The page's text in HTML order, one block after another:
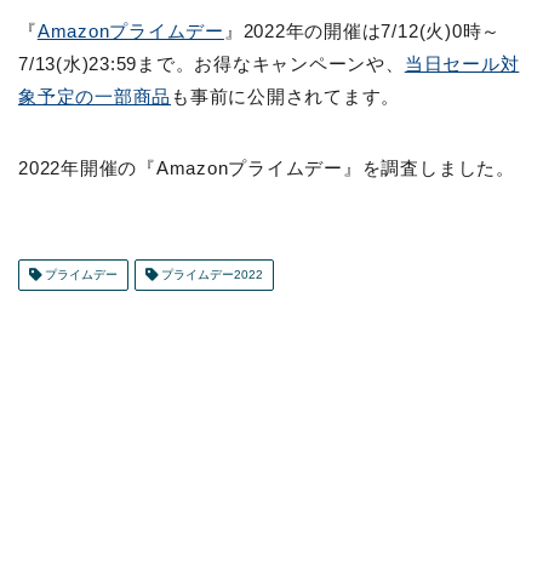
『Amazonプライムデー 』2022年の開催は7/12(火)0時～
7/13(水)23:59まで。お得なキャンペーンや、 当日セール対
象予定の一部商品 も事前に公開されてます。
2022年開催の『Amazonプライムデー』を調査しました。
プライムデー プライムデー2022